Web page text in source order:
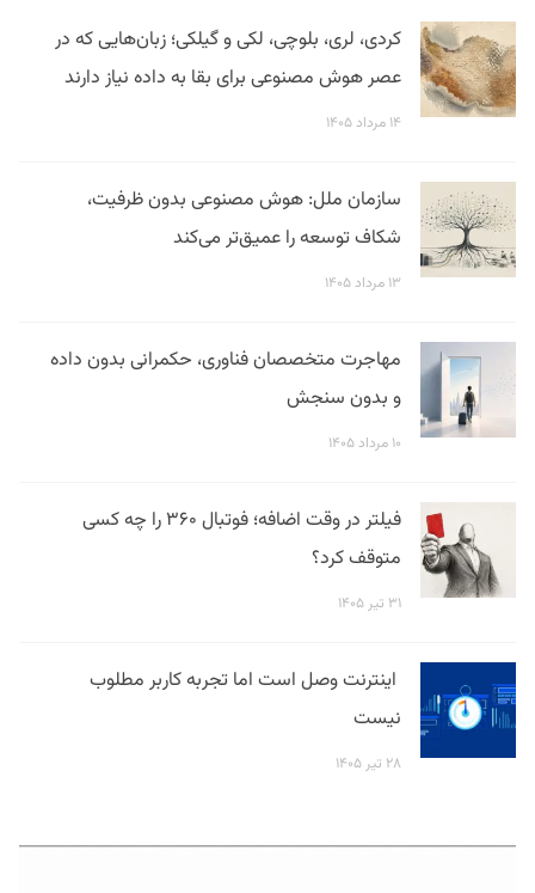
کردی، لری، بلوچی، لکی و گیلکی؛ زبان‌هایی که در
عصر هوش مصنوعی برای بقا به داده نیاز دارند
۱۴ مرداد ۱۴۰۵
سازمان ملل: هوش مصنوعی بدون ظرفیت،
شکاف توسعه را عمیق‌تر می‌کند
۱۳ مرداد ۱۴۰۵
مهاجرت متخصصان فناوری، حکمرانی بدون داده
و بدون سنجش
۱۰ مرداد ۱۴۰۵
فیلتر در وقت اضافه؛ فوتبال ۳۶۰ را چه کسی
متوقف کرد؟
۳۱ تیر ۱۴۰۵
اینترنت وصل است اما تجربه کاربر مطلوب
نیست
۲۸ تیر ۱۴۰۵